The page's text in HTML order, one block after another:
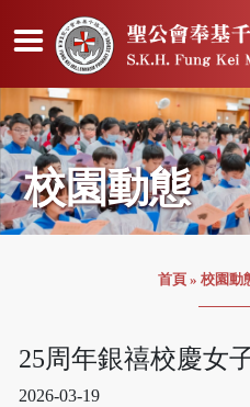
校園動態
首頁 » 校園動
25周年銀禧校慶女
2026-03-19